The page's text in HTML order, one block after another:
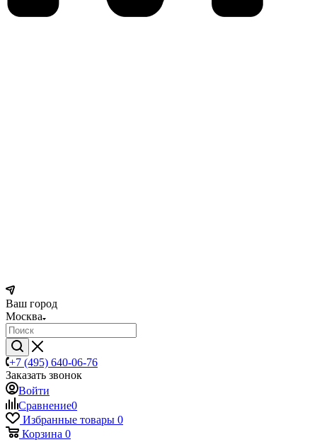
Ваш город
Москва
+7 (495) 640-06-76
Заказать звонок
Войти
Сравнение0
Избранные товары 0
Корзина 0